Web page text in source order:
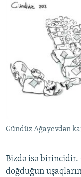
Gündüz Ağayevdən
Bizdə isə birincidir.
doğduğun